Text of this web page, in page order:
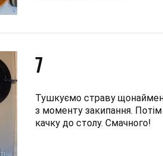
7
Тушкуємо страву
з моменту закипання.
качку до столу. Смачного!